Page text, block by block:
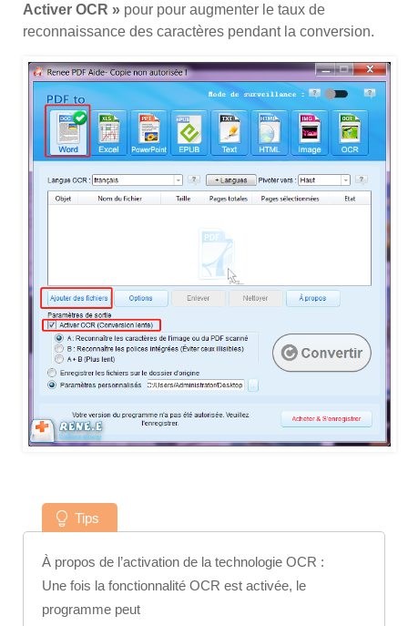
Activer OCR » pour pour augmenter le taux de
reconnaissance des caractères pendant la conversion.
Tips
À propos de l’activation de la technologie OCR :
Une fois la fonctionnalité OCR est activée, le
programme peut